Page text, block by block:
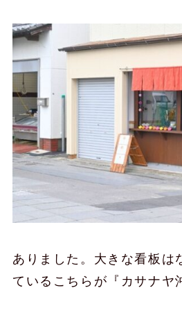
ありました。大きな看板は
ているこちらが『カサナヤ